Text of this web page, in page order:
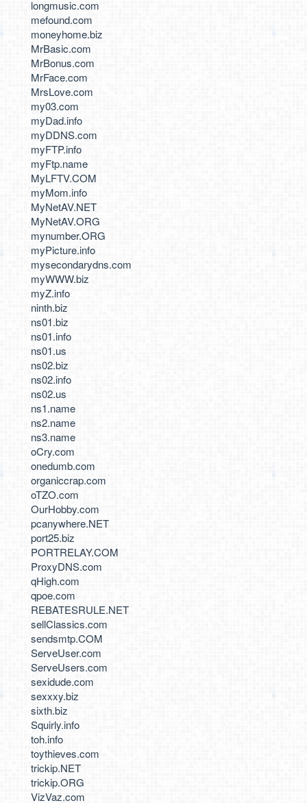
longmusic.com
mefound.com
moneyhome.biz
MrBasic.com
MrBonus.com
MrFace.com
MrsLove.com
my03.com
myDad.info
myDDNS.com
myFTP.info
myFtp.name
MyLFTV.COM
myMom.info
MyNetAV.NET
MyNetAV.ORG
mynumber.ORG
myPicture.info
mysecondarydns.com
myWWW.biz
myZ.info
ninth.biz
ns01.biz
ns01.info
ns01.us
ns02.biz
ns02.info
ns02.us
ns1.name
ns2.name
ns3.name
oCry.com
onedumb.com
organiccrap.com
oTZO.com
OurHobby.com
pcanywhere.NET
port25.biz
PORTRELAY.COM
ProxyDNS.com
qHigh.com
qpoe.com
REBATESRULE.NET
sellClassics.com
sendsmtp.COM
ServeUser.com
ServeUsers.com
sexidude.com
sexxxy.biz
sixth.biz
Squirly.info
toh.info
toythieves.com
trickip.NET
trickip.ORG
VizVaz.com